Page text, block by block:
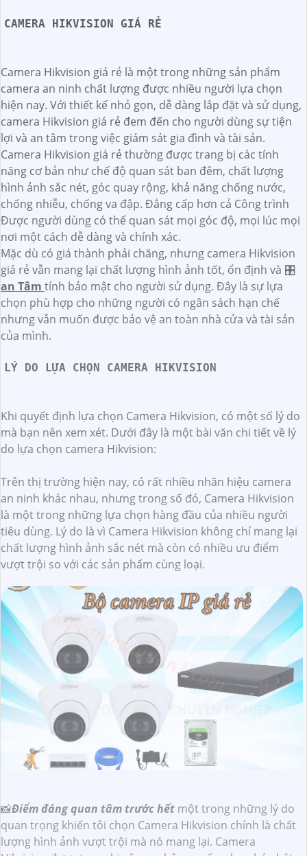
CAMERA HIKVISION GIÁ RẺ
Camera Hikvision giá rẻ là một trong những sản phẩm
camera an ninh chất lượng được nhiều người lựa chọn
hiện nay. Với thiết kế nhỏ gọn, dễ dàng lắp đặt và sử dụng,
camera Hikvision giá rẻ đem đến cho người dùng sự tiện
lợi và an tâm trong việc giám sát gia đình và tài sản.
Camera Hikvision giá rẻ thường được trang bị các tính
năng cơ bản như chế độ quan sát ban đêm, chất lượng
hình ảnh sắc nét, góc quay rộng, khả năng chống nước,
chống nhiễu, chống va đập. Đẳng cấp hơn cả Công trình
Được người dùng có thể quan sát mọi góc độ, mọi lúc mọi
nơi một cách dễ dàng và chính xác.
Mặc dù có giá thành phải chăng, nhưng camera Hikvision
giá rẻ vẫn mang lại chất lượng hình ảnh tốt, ổn định và 🎛
an Tâm tính bảo mật cho người sử dụng. Đây là sự lựa
chọn phù hợp cho những người có ngân sách hạn chế
nhưng vẫn muốn được bảo vệ an toàn nhà cửa và tài sản
của mình.
LÝ DO LỰA CHỌN CAMERA HIKVISION
Khi quyết định lựa chọn Camera Hikvision, có một số lý do
mà bạn nên xem xét. Dưới đây là một bài văn chi tiết về lý
do lựa chọn camera Hikvision:
Trên thị trường hiện nay, có rất nhiều nhãn hiệu camera
an ninh khác nhau, nhưng trong số đó, Camera Hikvision
là một trong những lựa chọn hàng đầu của nhiều người
tiêu dùng. Lý do là vì Camera Hikvision không chỉ mang lại
chất lượng hình ảnh sắc nét mà còn có nhiều ưu điểm
vượt trội so với các sản phẩm cùng loại.
📸Điểm đáng quan tâm trước hết một trong những lý do
quan trọng khiến tôi chọn Camera Hikvision chính là chất
lượng hình ảnh vượt trội mà nó mang lại. Camera